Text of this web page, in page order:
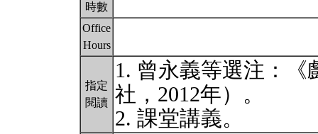
時數
Office
Hours
指定
閱讀
1. 曾永義等選注：
社，2012年）。
2. 課堂講義。